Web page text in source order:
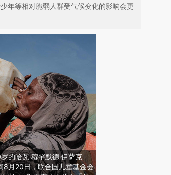
年等相对脆弱人群受气候变化的影响会更
的哈瓦·穆罕默德·伊萨克
8月20日，联合国儿童基金会